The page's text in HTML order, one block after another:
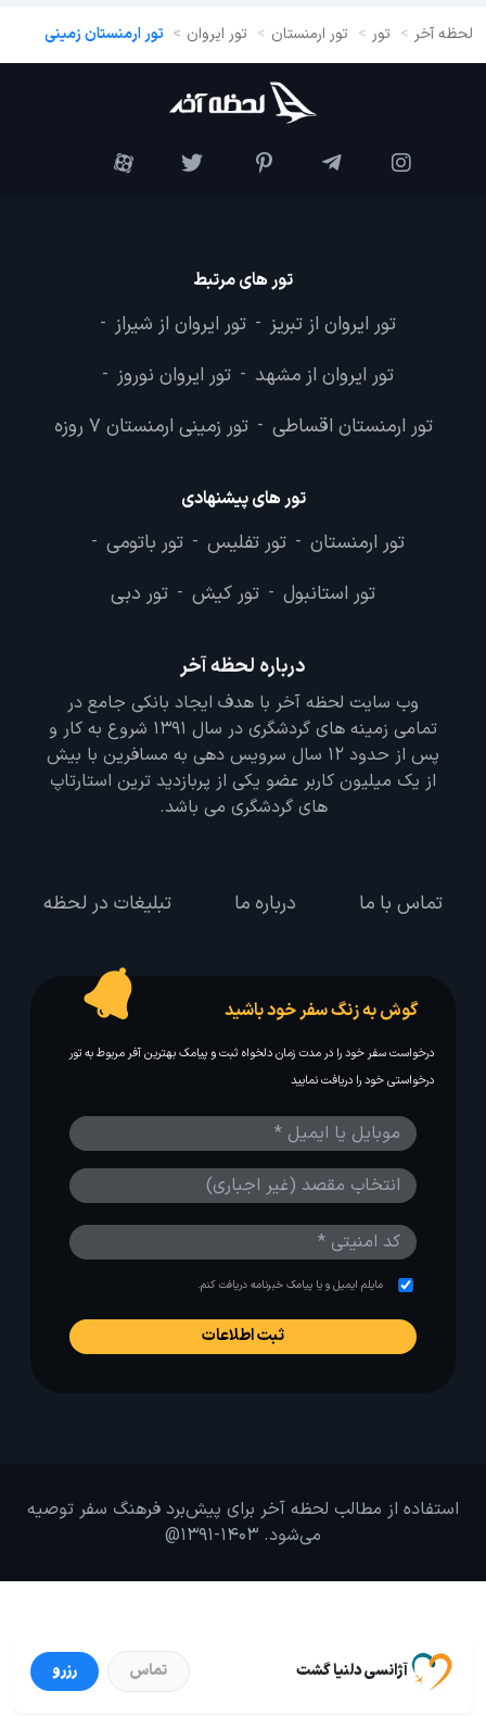
آژانسی دلنیا گشت تماس رزرو
لحظه آخر تور تور ارمنستان تور ایروان تور ارمنستان زمینی
تور های مرتبط
تور ایروان از تبریز - تور ایروان از شیراز -
تور ایروان از مشهد - تور ایروان نوروز -
تور ارمنستان اقساطی - تور زمینی ارمنستان 7 روزه
تور های پیشنهادی
تور ارمنستان - تور تفلیس - تور باتومی -
تور استانبول - تور کیش - تور دبی
درباره لحظه آخر
وب سایت لحظه آخر با هدف ایجاد بانکی جامع در
تمامی زمینه های گردشگری در سال 1391 شروع به کار و
پس از حدود 12 سال سرویس دهی به مسافرین با بیش
از یک میلیون کاربر عضو یکی از پربازدید ترین استارتاپ
های گردشگری می باشد.
تماس با ما درباره ما تبلیغات در لحظه
گوش به زنگ سفر خود باشید
درخواست سفر خود را در مدت زمان دلخواه ثبت و پیامک بهترین آفر مربوط به تور
درخواستی خود را دریافت نمایید
مایلم ایمیل و یا پیامک خبرنامه دریافت کنم.
استفاده از مطالب لحظه آخر برای پیش‌برد فرهنگ سفر توصیه
می‌شود. 1403-1391@